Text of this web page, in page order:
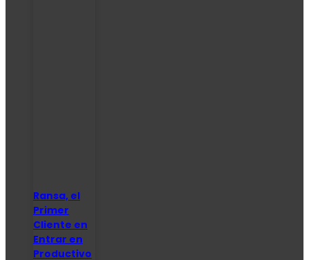
Ransa, el
Primer
Cliente en
Entrar en
Productivo